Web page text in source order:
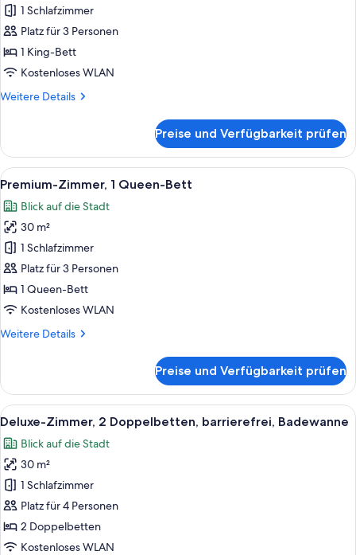
Zimmer,
1 King-
Bett
anzeigen
1 Schlafzimmer
Platz für 3 Personen
1 King-Bett
Kostenloses WLAN
Weitere Details
Weitere
Zimmer,
1 King-
Bett
Preise und Verfügbarkeit prüfen
Alle
Fotos
für
Premium-
Zimmer,
1
Queen-
Bett
Ein modernes Hotelzimmer mit
7
Premium-Zimmer, 1 Queen-Bett
Blick auf die Stadt
30 m²
1 Schlafzimmer
Platz für 3 Personen
1 Queen-Bett
Kostenloses WLAN
Weitere Details
Weitere
Zimmer,
Queen-
Preise und Verfügbarkeit prüfen
Alle
Fotos
für
Deluxe-
Zimmer,
2 Doppelbetten,
barrierefrei,
Badewanne
Ein Hotelzimmer mit zwei Betten,
4
Deluxe-Zimmer, 2 Doppelbetten, barrierefrei, Badewanne
Blick auf die Stadt
30 m²
1 Schlafzimmer
Platz für 4 Personen
2 Doppelbetten
Kostenloses WLAN